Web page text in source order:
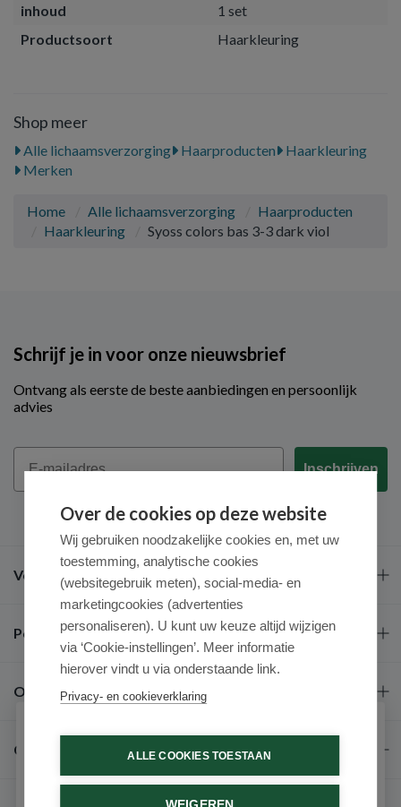
inhoud
1 set
Productsoort
Haarkleuring
Shop meer
Alle lichaamsverzorging Haarproducten
Haarkleuring
Merken
Home Alle lichaamsverzorging
Haarproducten
Haarkleuring
Syoss colors bas 3-3 dark viol
Schrijf je in voor onze nieuwsbrief
Ontvang als eerste de beste aanbiedingen en persoonlijk
advies
Email
Inschrijven
Veel gestelde vragen
Populaire merken
Over ons
Contact
Over de cookies op deze website
Wij gebruiken noodzakelijke cookies en, met uw
toestemming, analytische cookies
(websitegebruik meten), social-media- en
marketingcookies (advertenties
personaliseren). U kunt uw keuze altijd wijzigen
via ‘Cookie-instellingen’. Meer informatie
hierover vindt u via onderstaande link.
Privacy- en cookieverklaring
ALLE COOKIES TOESTAAN
Schrijf je in voor onze nieuwsbrief
Ontvang als eerste de beste aanbiedingen en persoonlijk
advies